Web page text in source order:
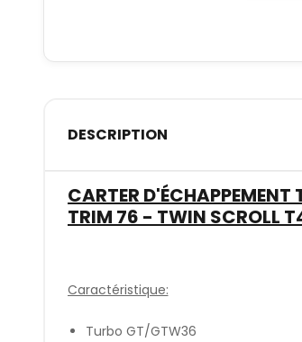
DESCRIPTION
CARTER
TRIM 76 - TWIN SCROLL
Caractéristique:
Turbo GT/GTW36